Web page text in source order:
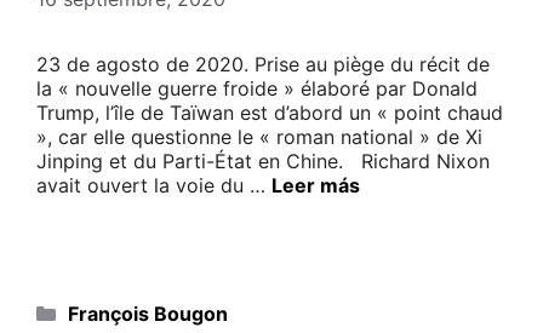
23 de agosto de 2020. Prise au piège du récit de
la « nouvelle guerre froide » élaboré par Donald
Trump, l’île de Taïwan est d’abord un « point chaud
», car elle questionne le « roman national » de Xi
Jinping et du Parti-État en Chine. Richard Nixon
avait ouvert la voie du … Leer más
Categorías
François Bougon